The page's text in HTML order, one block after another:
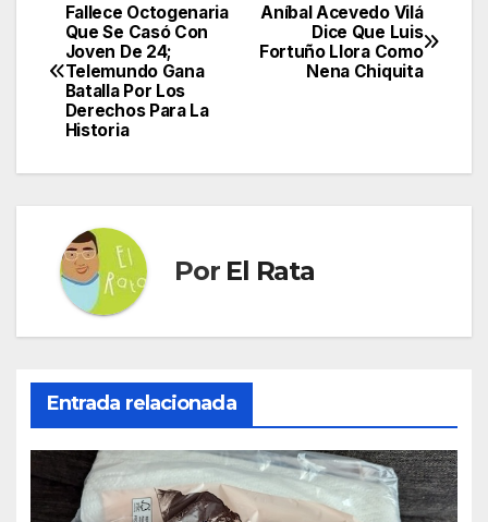
Navegación
de
entradas
Aníbal Acevedo Vilá
Dice Que Luis
Fortuño Llora Como
Nena Chiquita
Fallece Octogenaria
Que Se Casó Con
Joven De 24;
Telemundo Gana
Batalla Por Los
Derechos Para La
Historia
Por El Rata
Entrada relacionada